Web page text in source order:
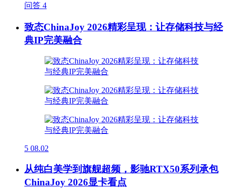
问答 4
致态ChinaJoy 2026精彩呈现：让存储科技与经
典IP完美融合
5 08.02
从纯白美学到旗舰超频，影驰RTX50系列承包
ChinaJoy 2026显卡看点